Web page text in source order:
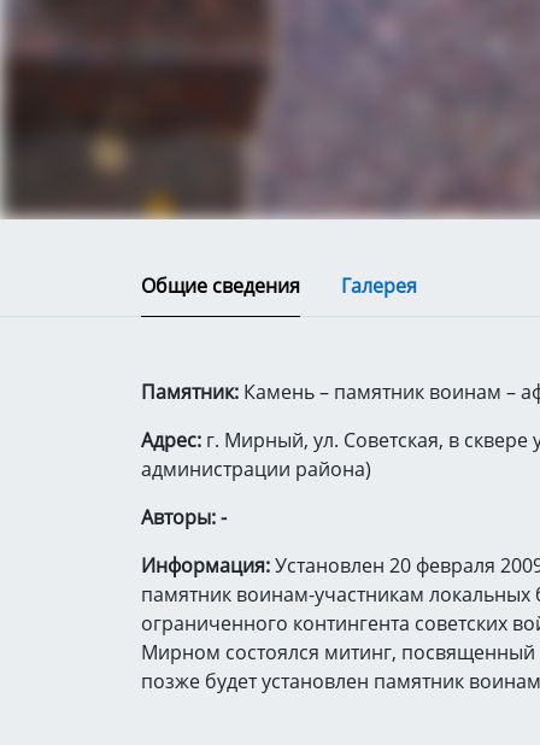
Общие сведения Галерея
Памятник: Камень – памятник воинам –
Адрес: г. Мирный, ул. Советская, в
администрации района)
Авторы: -
Информация:Установлен 20 февраля
памятник воинам-участникам локальных
ограниченного контингента советских
Мирном состоялся митинг, посвященный
позже будет установлен памятник